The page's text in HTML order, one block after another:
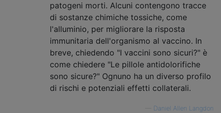
patogeni morti. Alcuni contengono tracce
di sostanze chimiche tossiche, come
l'alluminio, per migliorare la risposta
immunitaria dell'organismo al vaccino. In
breve, chiedendo "I vaccini sono sicuri?" è
come chiedere "Le pillole antidolorifiche
sono sicure?" Ognuno ha un diverso profilo
di rischi e potenziali effetti collaterali.
Daniel Allen Langdon